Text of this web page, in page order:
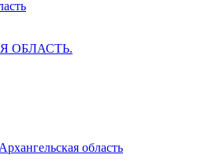
ОБЛАСТЬ.
область